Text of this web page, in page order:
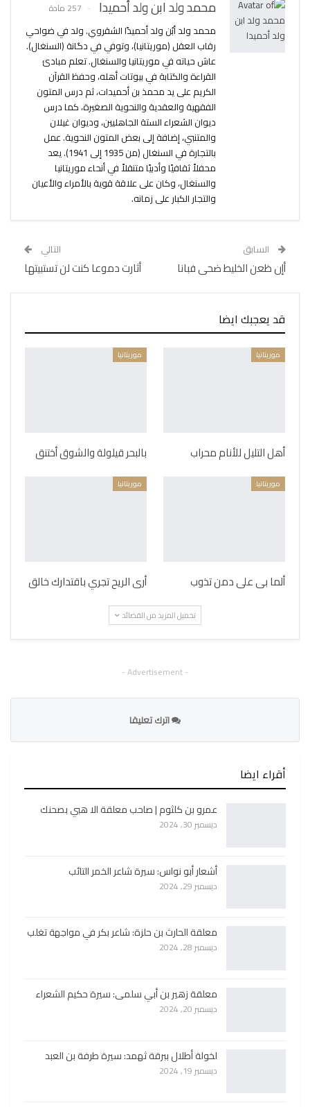
محمد ولد ابن ولد أحميدا 257 مادة
محمد ولد أبُن ولد أحميدًا الشقروي. ولد في ضواحي
رقاب العقل (موريتانيا)، وتوفي في دگانة (السنغال).
عاش حياته في موريتانيا والسنغال. تعلم مبادئ
القراءة والكتابة في بيوتات أهله، وحفظ القرآن
الكريم على يد محمذ بن أحميدات، ثم درس المتون
الفقهية والعقدية والنحوية الصغيرة، كما درس
ديوان الشعراء الستة الجاهليين، وديوان غيلان
والمتنبي، إضافة إلى بعض المتون النحوية. عمل
بالتجارة في السنغال (من 1935 إلى 1941). يعد
محفلاً ثقافيًا وأدبيًا متنقلاً في أنحاء موريتانيا
والسنغال، وكان على علاقة قوية بالأمراء والأعيان
والتجار الكبار على زمانه.
السابق
أإن ظعن الخليط ضحى فبانا
التالي
أثارت دموعا كنت لن تستبيتها
قد يعجبك ايضا
موريتانيا
أهل التليل للأنام محراب
موريتانيا
بالبحر قيلولة والشوق أختنق
موريتانيا
ألما بى على دمن تذوب
موريتانيا
أرى الريح تجري باقتدارك خالق
تحميل المزيد من القصائد
- Advertisement -
اترك تعليقا
أقراء ايضا
عمرو بن كلثوم | صاحب معلقة الا هبي بصحنك
ديسمبر 30, 2024
أشعار أبو نواس: سيرة شاعر الخمر التائب
ديسمبر 29, 2024
معلقة الحارث بن حلزة: شاعر بكر في مواجهة تغلب
ديسمبر 28, 2024
معلقة زهير بن أبي سلمى: سيرة حكيم الشعراء
ديسمبر 20, 2024
لخولة أطلال ببرقة ثهمد: سيرة طرفة بن العبد
ديسمبر 19, 2024